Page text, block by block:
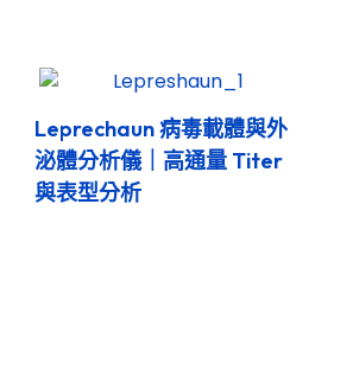
Leprechaun 病毒載體與外
泌體分析儀｜高通量 Titer
與表型分析